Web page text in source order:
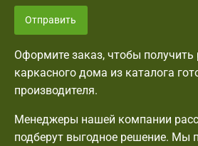
Отправить
Оформите заказ, чтобы получить
каркасного дома из каталога
производителя.
Менеджеры нашей компании
подберут выгодное решение. Мы